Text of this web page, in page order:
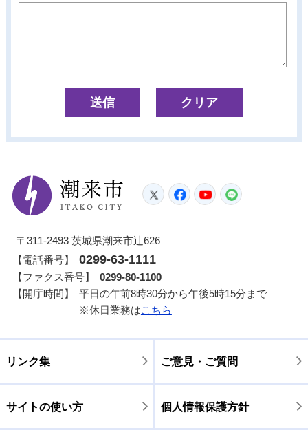
潮来市
TwitterFacebook
YouTube
〒311-2493 茨城県潮来市辻626
【電話番号】
0299-63-1111
【ファクス番号】
0299-80-1100
【開庁時間】
平日の午前8時30分から午後5時15分まで
※休日業務はこちら
リンク集 ご意見・ご質問
サイトの使い方 個人情報保護方針